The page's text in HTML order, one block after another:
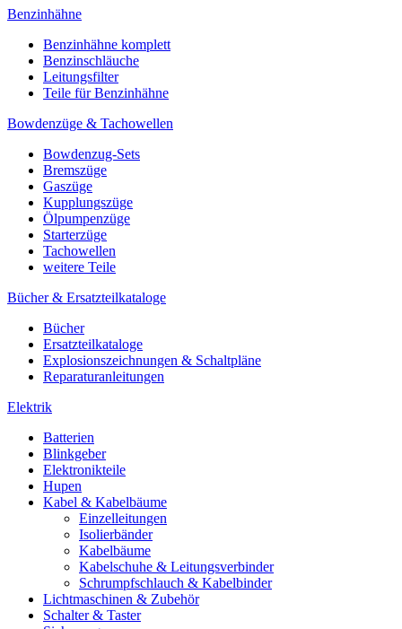
Benzinhähne
Benzinhähne komplett
Benzinschläuche
Leitungsfilter
Teile für Benzinhähne
Bowdenzüge & Tachowellen
Bowdenzug-Sets
Bremszüge
Gaszüge
Kupplungszüge
Ölpumpenzüge
Starterzüge
Tachowellen
weitere Teile
Bücher & Ersatzteilkataloge
Bücher
Ersatzteilkataloge
Explosionszeichnungen & Schaltpläne
Reparaturanleitungen
Elektrik
Batterien
Blinkgeber
Elektronikteile
Hupen
Kabel & Kabelbäume
Einzelleitungen
Isolierbänder
Kabelbäume
Kabelschuhe & Leitungsverbinder
Schrumpfschlauch & Kabelbinder
Lichtmaschinen & Zubehör
Schalter & Taster